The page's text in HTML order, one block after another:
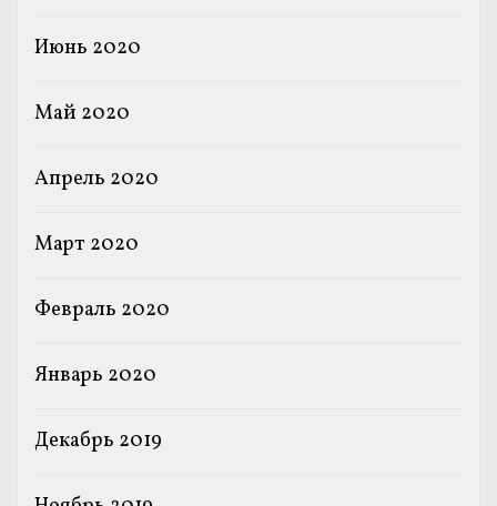
Июнь 2020
Май 2020
Апрель 2020
Март 2020
Февраль 2020
Январь 2020
Декабрь 2019